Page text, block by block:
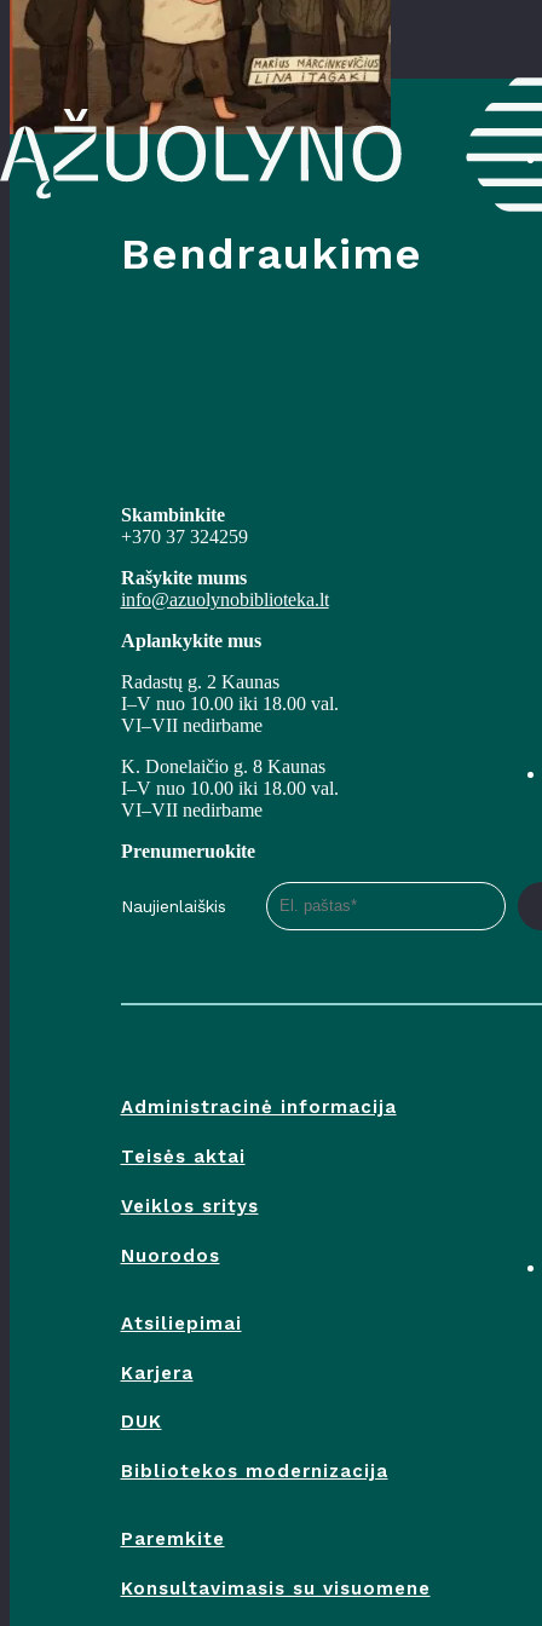
Bendraukime
Skambinkite
+370 37 324259
Rašykite mums
info@azuolynobiblioteka.lt
Aplankykite mus
Radastų g. 2 Kaunas
I–V nuo 10.00 iki 18.00 val.
VI–VII nedirbame
K. Donelaičio g. 8 Kaunas
I–V nuo 10.00 iki 18.00 val.
VI–VII nedirbame
Prenumeruokite
Naujienlaiškis
Administracinė informacija
Teisės aktai
Veiklos sritys
Nuorodos
Atsiliepimai
Karjera
DUK
Bibliotekos modernizacija
Paremkite
Konsultavimasis su visuomene